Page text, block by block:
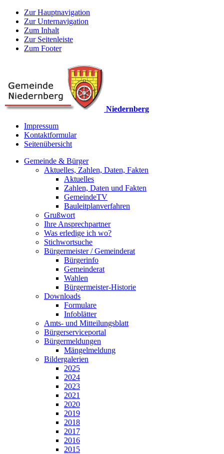
Zur Hauptnavigation
Zur Unternavigation
Zum Inhalt
Zur Seitenleiste
Zum Footer
Niedernberg
Impressum
Kontaktformular
Seitenübersicht
Gemeinde & Bürger
Aktuelles, Zahlen, Daten, Fakten
Aktuelles
Zahlen, Daten und Fakten
GemeindeTV
Bauleitplanverfahren
Grußwort
Ihre Ansprechpartner
Was erledige ich wo?
Stichwortsuche
Bürgermeister / Gemeinderat
Bürgerinfo
Gemeinderat
Wahlen
Bürgermeister-Historie
Downloads
Formulare
Infoblätter
Amts- und Mitteilungsblatt
Bürgerserviceportal
Bürgermeldungen
Mängelmeldung
Bildergalerien
2025
2024
2023
2021
2020
2019
2018
2017
2016
2015